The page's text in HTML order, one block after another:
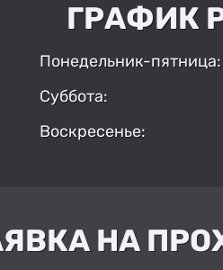
ГРАФИК
Понедельник-пятница:
Суббота:
Воскресенье:
НА